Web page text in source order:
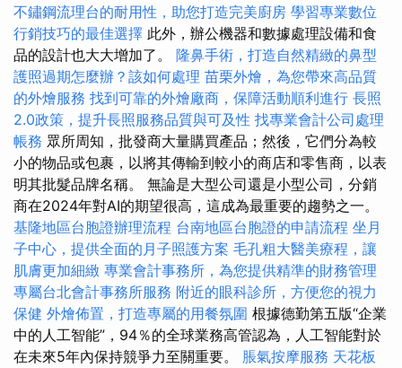
不鏽鋼流理台的耐用性，助您打造完美廚房 學習專業數位
行銷技巧的最佳選擇 此外，辦公機器和數據處理設備和食
品的設計也大大增加了。 隆鼻手術，打造自然精緻的鼻型
護照過期怎麼辦？該如何處理 苗栗外燴，為您帶來高品質
的外燴服務 找到可靠的外燴廠商，保障活動順利進行 長照
2.0政策，提升長照服務品質與可及性 找專業會計公司處理
帳務 眾所周知，批發商大量購買產品；然後，它們分為較
小的物品或包裹，以將其傳輸到較小的商店和零售商，以表
明其批髮品牌名稱。 無論是大型公司還是小型公司，分銷
商在2024年對AI的期望很高，這成為最重要的趨勢之一。
基隆地區台胞證辦理流程 台南地區台胞證的申請流程 坐月
子中心，提供全面的月子照護方案 毛孔粗大醫美療程，讓
肌膚更加細緻 專業會計事務所，為您提供精準的財務管理
專屬台北會計事務所服務 附近的眼科診所，方便您的視力
保健 外燴佈置，打造專屬的用餐氛圍 根據德勤第五版“企業
中的人工智能”，94％的全球業務高管認為，人工智能對於
在未來5年內保持競爭力至關重要。 脹氣按摩服務 天花板